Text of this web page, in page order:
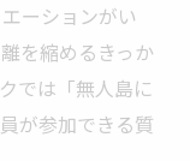
ーションがい
を縮めるきっか
では「無人島に
が参加できる質